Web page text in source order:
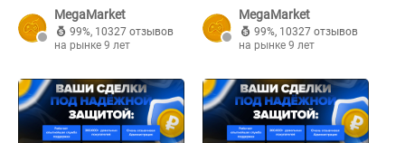
MegaMarket
99%, 10327 отзывов
на рынке 9 лет
MegaMarket
99%, 10327 отзывов
на рынке 9 лет